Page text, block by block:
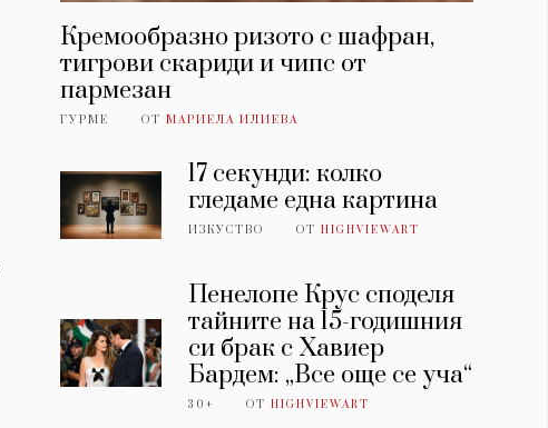
Кремообразно ризото с шафран,
тигрови скариди и чипс от
пармезан
ГУРМЕ ОТ МАРИЕЛА ИЛИЕВА
17 секунди: колко
гледаме една картина
ИЗКУСТВО ОТHIGHVIEWART
Пенелопе Крус споделя
тайните на 15-годишния
си брак с Хавиер
Бардем: „Все още се уча“
30+ ОТHIGHVIEWART